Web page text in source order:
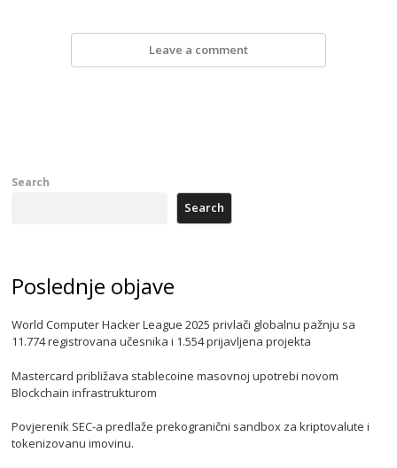
Leave a comment
Search
Search
Poslednje objave
World Computer Hacker League 2025 privlači globalnu pažnju sa
11.774 registrovana učesnika i 1.554 prijavljena projekta
Mastercard približava stablecoine masovnoj upotrebi novom
Blockchain infrastrukturom
Povjerenik SEC-a predlaže prekogranični sandbox za kriptovalute i
tokenizovanu imovinu.